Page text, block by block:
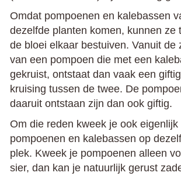
Omdat pompoenen en kalebassen
dezelfde planten komen, kunnen ze
de bloei elkaar bestuiven. Vanuit de
van een pompoen die met een
gekruist, ontstaat dan vaak een
kruising tussen de twee. De
daaruit ontstaan zijn dan ook giftig.
Om die reden kweek je ook eigenlijk
pompoenen en kalebassen op
plek. Kweek je pompoenen alleen
sier, dan kan je natuurlijk gerust